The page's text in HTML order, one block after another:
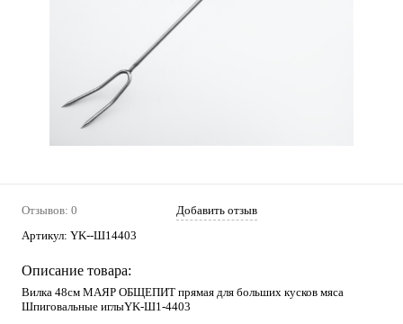
Отзывов: 0
Добавить отзыв
Артикул: YK--Ш14403
Описание товара:
Вилка 48см МАЯР ОБЩЕПИТ прямая для больших кусков мяса
Шпиговальные иглыYK-Ш1-4403